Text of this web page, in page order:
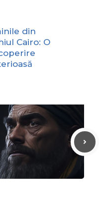
din
Cairo: O